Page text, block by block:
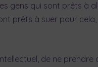
gens qui sont prêts à
prêts à suer pour
de ne